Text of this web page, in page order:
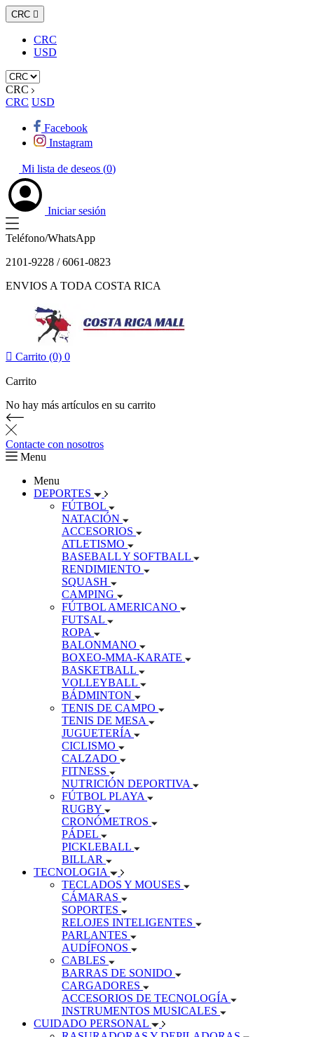
CRC 
CRC
USD
CRC
CRC USD
Facebook
Instagram
Mi lista de deseos (0)
Iniciar sesión
Teléfono/WhatsApp
2101-9228 / 6061-0823
ENVIOS A TODA COSTA RICA
 Carrito (0) 0
Carrito
No hay más artículos en su carrito
Contacte con nosotros
Menu
Menu
DEPORTES
FÚTBOL
NATACIÓN
ACCESORIOS
ATLETISMO
BASEBALL Y SOFTBALL
RENDIMIENTO
SQUASH
CAMPING
FÚTBOL AMERICANO
FUTSAL
ROPA
BALONMANO
BOXEO-MMA-KARATE
BASKETBALL
VOLLEYBALL
BÁDMINTON
TENIS DE CAMPO
TENIS DE MESA
JUGUETERÍA
CICLISMO
CALZADO
FITNESS
NUTRICIÓN DEPORTIVA
FÚTBOL PLAYA
RUGBY
CRONÓMETROS
PÁDEL
PICKLEBALL
BILLAR
TECNOLOGIA
TECLADOS Y MOUSES
CÁMARAS
SOPORTES
RELOJES INTELIGENTES
PARLANTES
AUDÍFONOS
CABLES
BARRAS DE SONIDO
CARGADORES
ACCESORIOS DE TECNOLOGÍA
INSTRUMENTOS MUSICALES
CUIDADO PERSONAL